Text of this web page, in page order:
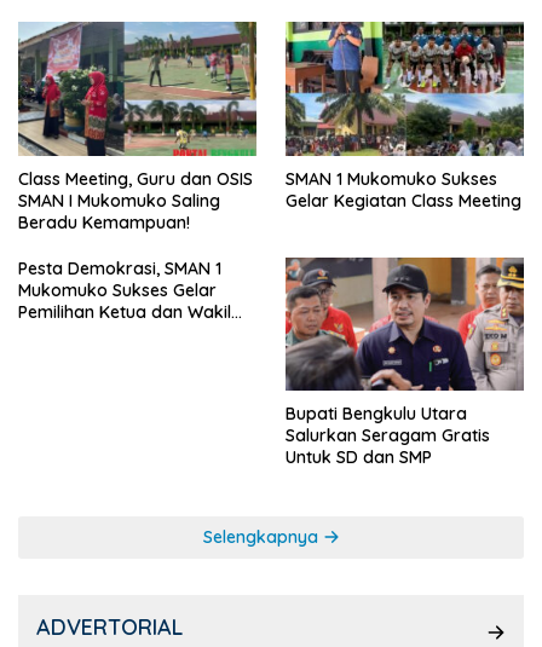
Class Meeting, Guru dan OSIS
SMAN I Mukomuko Saling
Beradu Kemampuan!
SMAN 1 Mukomuko Sukses
Gelar Kegiatan Class Meeting
Pesta Demokrasi, SMAN 1
Mukomuko Sukses Gelar
Pemilihan Ketua dan Wakil
Bupati Bengkulu Utara
Salurkan Seragam Gratis
Untuk SD dan SMP
Selengkapnya
ADVERTORIAL